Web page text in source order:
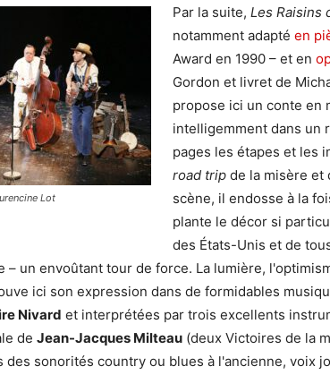
Lot
Par la suite, Les Raisins
notamment adapté en
Award en 1990 – et en
Gordon et livret de
propose ici un conte en
intelligemment dans un
pages les étapes et les
road trip de la misère et
scène, il endosse à la
plante le décor si
des États-Unis et de
– un envoûtant tour de force. La lumière,
ici son expression dans de formidables
Nivard et interprétées par trois excellents
de Jean-Jacques Milteau (deux Victoires de la
des sonorités country ou blues à l'ancienne, voix